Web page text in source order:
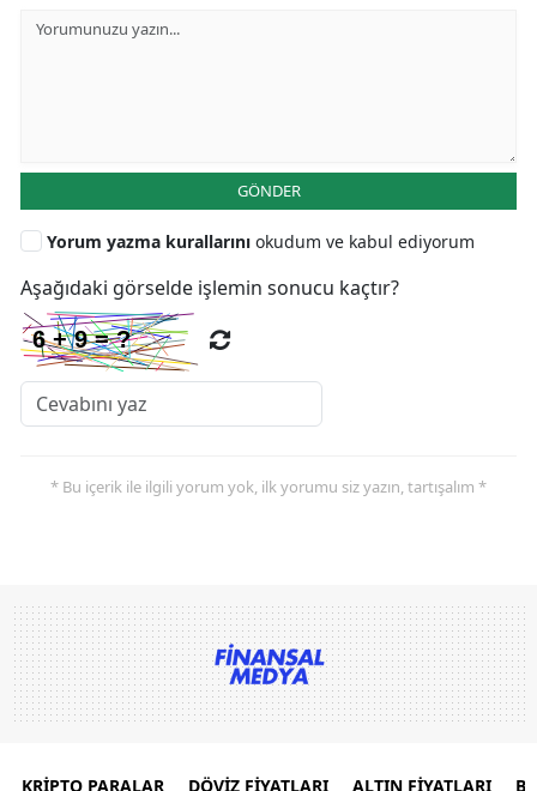
GÖNDER
Yorum yazma kurallarını okudum ve kabul ediyorum
Aşağıdaki görselde işlemin sonucu kaçtır?
* Bu içerik ile ilgili yorum yok, ilk yorumu siz yazın, tartışalım *
KRİPTO PARALAR DÖVİZ FİYATLARI ALTIN FİYATLARI